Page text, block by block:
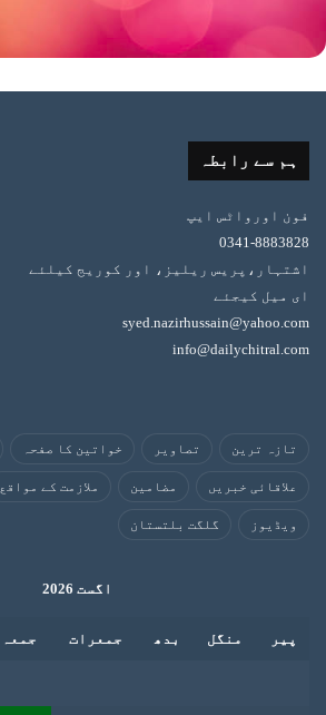
ہم سے رابطہ
فون اورواٹس ایپ
0341-8883828
اشتہار،پریس ریلیز، اور کوریج کیلئے
ای میل کیجئے
syed.nazirhussain@yahoo.com
info@dailychitral.com
تازہ ترین تصاویر خواتین کا صفحہ
علاقائی خبریں مضامین ملازمت کے مواقع
ویڈیوز گلگت بلتستان
اگست 2026
پیر منگل بدھ جمعرات جمعہ